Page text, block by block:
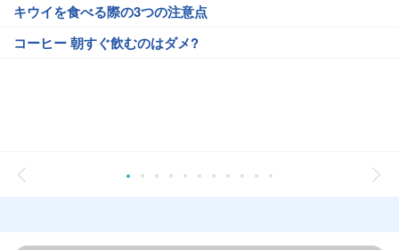
キウイを食べる際の3つの注意点
コーヒー 朝すぐ飲むのはダメ?